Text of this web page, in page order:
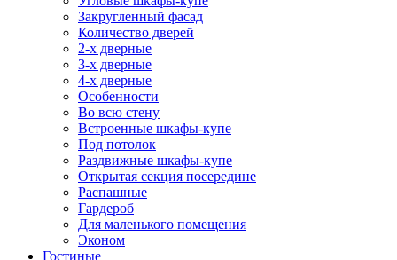
Закругленный фасад
Количество дверей
2-х дверные
3-х дверные
4-х дверные
Особенности
Во всю стену
Встроенные шкафы-купе
Под потолок
Раздвижные шкафы-купе
Открытая секция посередине
Распашные
Гардероб
Для маленького помещения
Эконом
Гостиные